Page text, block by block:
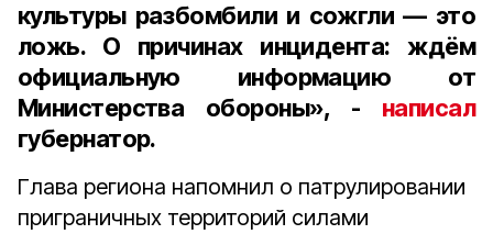
культуры разбомбили и сожгли — это
ложь. О причинах инцидента: ждём
официальную информацию от
Министерства обороны», - написал
губернатор.
Глава региона напомнил о патрулировании
приграничных территорий силами